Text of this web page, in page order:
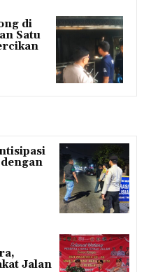
di
Satu
Jalan